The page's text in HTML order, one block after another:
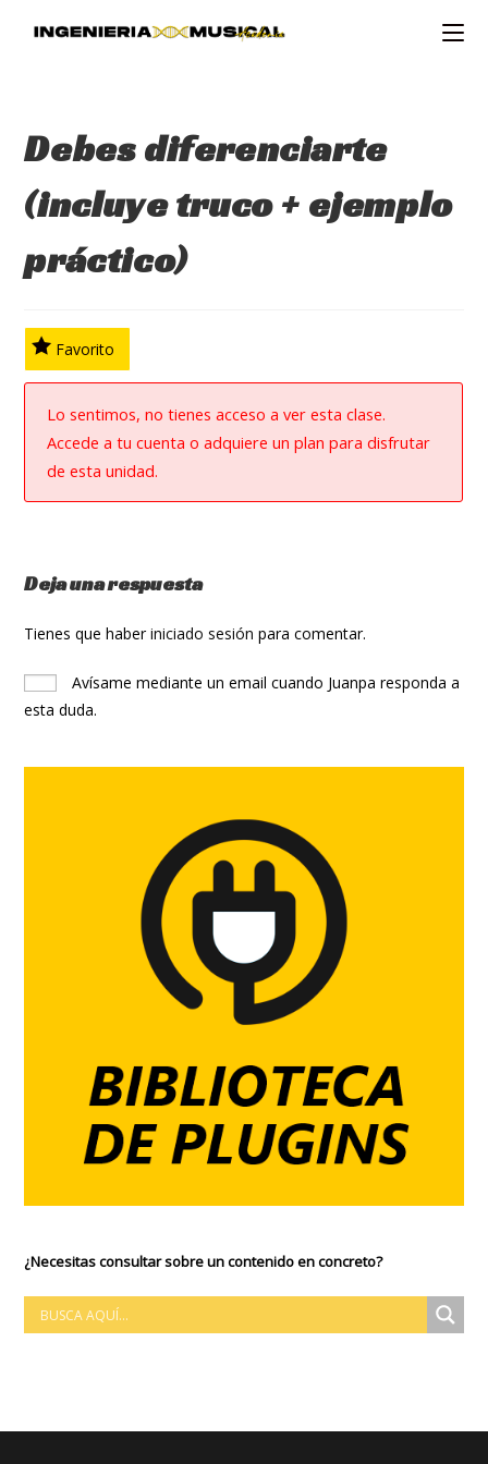
Debes diferenciarte
(incluye truco + ejemplo
práctico)
Favorito
Lo sentimos, no tienes acceso a ver esta clase.
Accede a tu cuenta o adquiere un plan para disfrutar
de esta unidad.
Deja una respuesta
Tienes que haberiniciado sesión para comentar.
Avísame mediante un email cuando Juanpa responda a
esta duda.
¿Necesitas consultar sobre un contenido en concreto?